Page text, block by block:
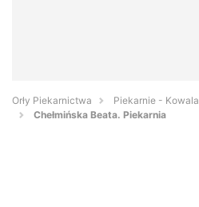
Orły Piekarnictwa
Piekarnie - Kowala
Chełmińska Beata. Piekarnia